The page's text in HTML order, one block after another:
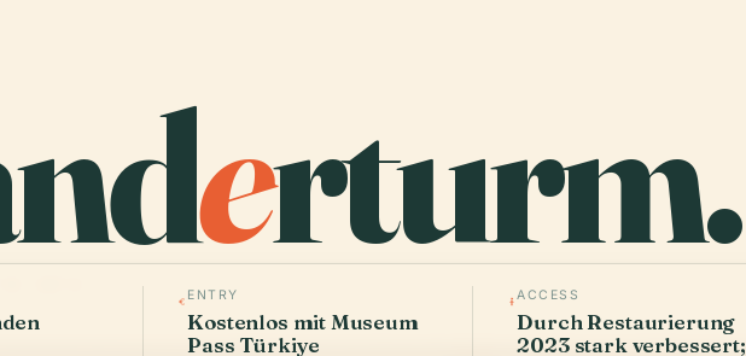
erturm.
ENTRY
Kostenlos mit Museum
Pass Türkiye
ACCESS
Durch Restaurierung
2023 stark verbessert;